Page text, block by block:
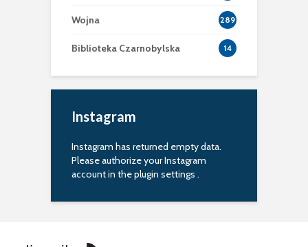
Wojna 289
Biblioteka Czarnobylska 14
Instagram
Instagram has returned empty data.
Please authorize your Instagram
account in theplugin settings .